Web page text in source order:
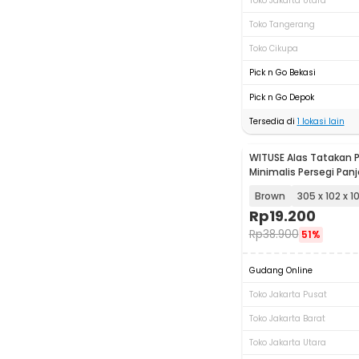
Toko Tangerang
Toko Cikupa
Pick n Go Bekasi
Pick n Go Depok
Tersedia di 1 lokasi lain
WITUSE Alas Tatakan
Minimalis Persegi
Brown 305 x 102 x
Rp19.200
Rp38.900 51%
Gudang Online
Toko Jakarta Pusat
Toko Jakarta Barat
Toko Jakarta Utara